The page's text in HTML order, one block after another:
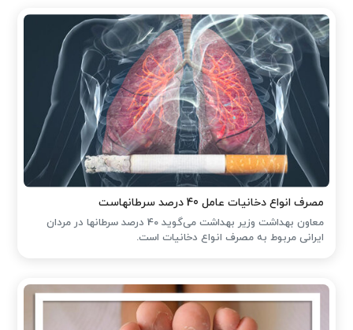
مصرف انواع دخانیات عامل 40 درصد سرطانهاست
معاون بهداشت وزیر بهداشت می‌گوید 40 درصد سرطانها در مردان
ایرانی مربوط به مصرف انواع دخانیات است.